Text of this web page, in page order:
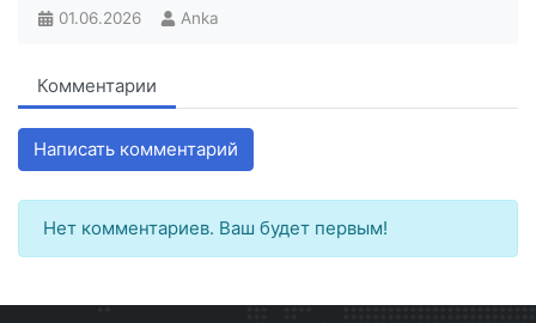
01.06.2026 Anka
Комментарии
Написать комментарий
Нет комментариев. Ваш будет первым!